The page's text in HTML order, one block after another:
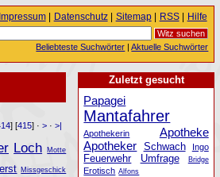
] [415] · >· >|
Loch Motte
Missgeschick
Impressum| Datenschutz| Sitemap| RSS| Hilfe
Beliebteste Suchwörter |Aktuelle Suchwörter
Zuletzt gesucht
Papagei
Mantafahrer
Apothekerin
Apotheke
Apotheker Schwach Ingo
Feuerwehr Umfrage Bridge
Erotisch Alfons